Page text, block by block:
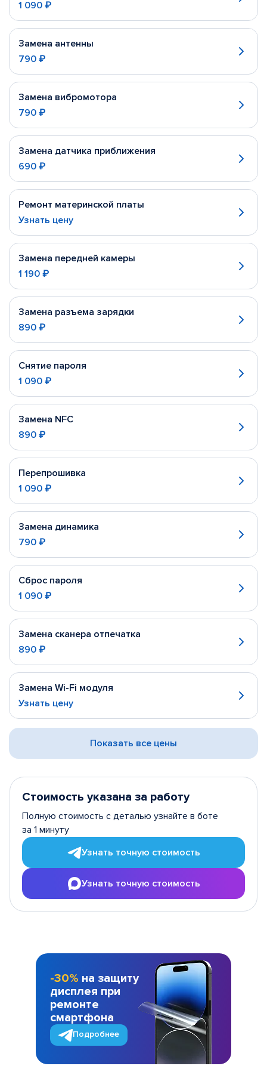
1 090 ₽
Замена антенны
790 ₽
Замена вибромотора
790 ₽
Замена датчика приближения
690 ₽
Ремонт материнской платы
Узнать цену
Замена передней камеры
1 190 ₽
Замена разъема зарядки
890 ₽
Снятие пароля
1 090 ₽
Замена NFC
890 ₽
Перепрошивка
1 090 ₽
Замена динамика
790 ₽
Сброс пароля
1 090 ₽
Замена сканера отпечатка
890 ₽
Замена Wi-Fi модуля
Узнать цену
Показать все цены
Стоимость указана за работу
Полную стоимость с деталью узнайте в боте
за 1 минуту
Узнать точную стоимость
Узнать точную стоимость
-30% на защиту
дисплея при
ремонте
смартфона
Подробнее